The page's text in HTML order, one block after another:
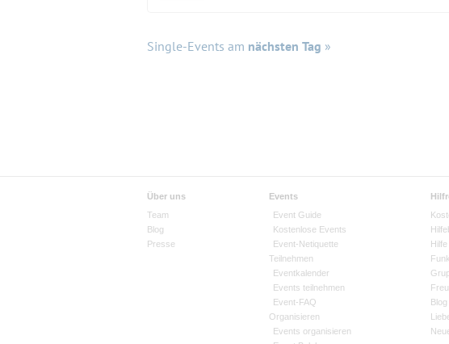
Single-Events am nächsten Tag »
Über uns
Team
Blog
Presse
Events
Event Guide
Kostenlose Events
Event-Netiquette
Teilnehmen
Eventkalender
Events teilnehmen
Event-FAQ
Organisieren
Events organisieren
Blog